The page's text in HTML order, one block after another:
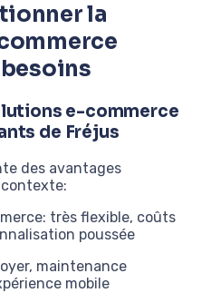
la
e-commerce
de Fréjus
des avantages
très flexible, coûts
poussée
maintenance
mobile